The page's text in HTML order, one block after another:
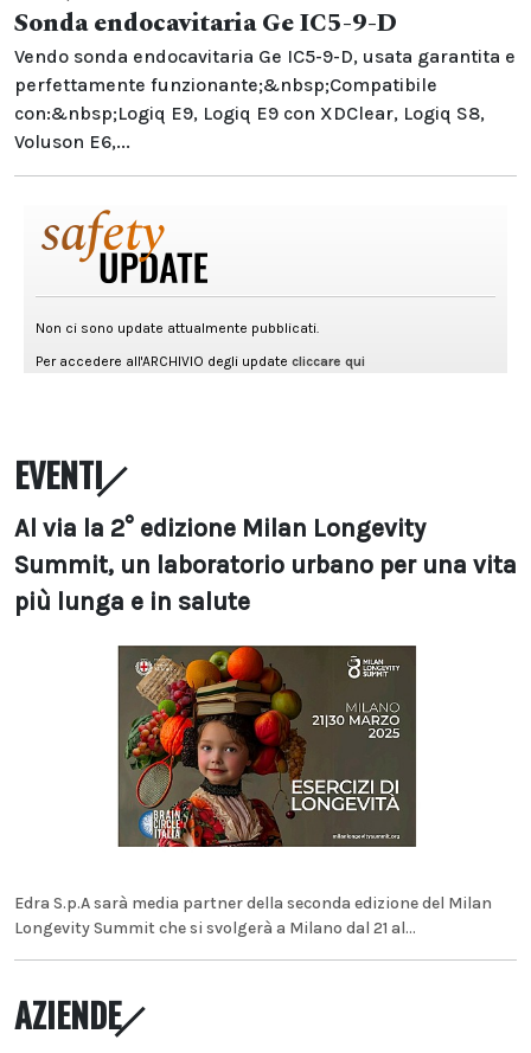
Sonda endocavitaria Ge IC5-9-D
Vendo sonda endocavitaria Ge IC5-9-D, usata garantita e
perfettamente funzionante;&nbsp;Compatibile
con:&nbsp;Logiq E9, Logiq E9 con XDClear, Logiq S8,
Voluson E6,...
EVENTI
Al via la 2° edizione Milan Longevity
Summit, un laboratorio urbano per una vita
più lunga e in salute
Edra S.p.A sarà media partner della seconda edizione del Milan
Longevity Summit che si svolgerà a Milano dal 21 al...
AZIENDE